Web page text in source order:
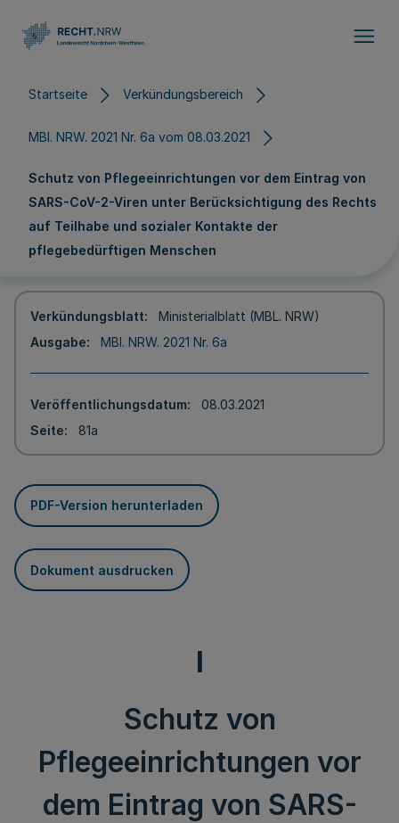
Startseite Verkündungsbereich
MBl. NRW. 2021 Nr. 6a vom 08.03.2021
Schutz von Pflegeeinrichtungen vor dem Eintrag von
SARS-CoV-2-Viren unter Berücksichtigung des Rechts
auf Teilhabe und sozialer Kontakte der
pflegebedürftigen Menschen
Verkündungsblatt
Ministerialblatt (MBL. NRW)
Ausgabe
MBl. NRW. 2021 Nr. 6a
Veröffentlichungsdatum
08.03.2021
Seite
81a
PDF-Version herunterladen
Dokument ausdrucken
I
Schutz von
Pflegeeinrichtungen vor
dem Eintrag von SARS-